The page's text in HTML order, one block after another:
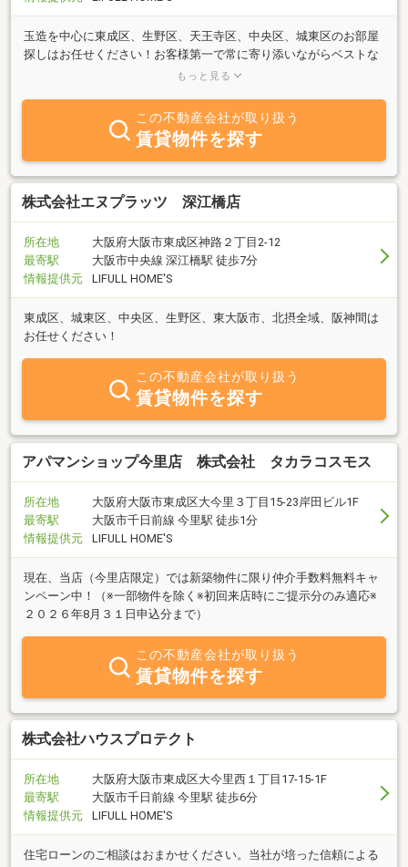
玉造を中心に東成区、生野区、天王寺区、中央区、城東区のお部屋
探しはお任せください！お客様第一で常に寄り添いながらベストな
家を探します♪是非ともお待ちしております。【お盆期間も休まず
もっと見る
この不動産会社が取り扱う
賃貸物件を探す
株式会社エヌプラッツ 深江橋店
所在地
大阪府大阪市東成区神路２丁目2-12
最寄駅
大阪市中央線 深江橋駅 徒歩7分
情報提供元
LIFULL HOME'S
東成区、城東区、中央区、生野区、東大阪市、北摂全域、阪神間は
お任せください！
この不動産会社が取り扱う
賃貸物件を探す
アパマンショップ今里店 株式会社 タカラコスモス
所在地
大阪府大阪市東成区大今里３丁目15-23岸田ビル1F
最寄駅
大阪市千日前線 今里駅 徒歩1分
情報提供元
LIFULL HOME'S
現在、当店（今里店限定）では新築物件に限り仲介手数料無料キャ
ンペーン中！（※一部物件を除く※初回来店時にご提示分のみ適応※
２０２６年8月３１日申込分まで）
この不動産会社が取り扱う
賃貸物件を探す
株式会社ハウスプロテクト
所在地
大阪府大阪市東成区大今里西１丁目17-15-1F
最寄駅
大阪市千日前線 今里駅 徒歩6分
情報提供元
LIFULL HOME'S
住宅ローンのご相談はおまかせください。当社が培った信頼による